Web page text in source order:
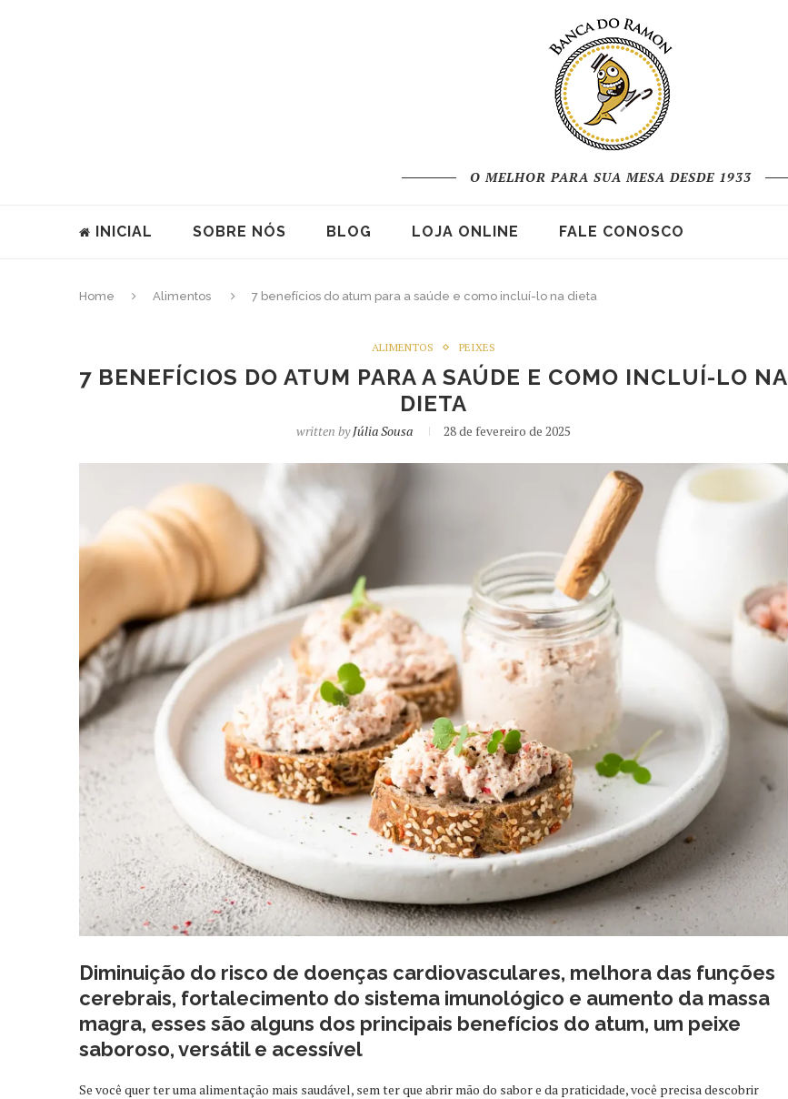
O MELHOR PARA SUA MESA DESDE 1933
INICIAL SOBRE NÓS BLOG LOJA ONLINE FALE CONOSCO
Home Alimentos 7 benefícios do atum para a saúde e como incluí-lo na dieta
ALIMENTOS PEIXES
7 BENEFÍCIOS DO ATUM PARA A SAÚDE E COMO INCLUÍ-LO NA
DIETA
written byJúlia Sousa 28 de fevereiro de 2025
Diminuição do risco de doenças cardiovasculares, melhora das funções
cerebrais, fortalecimento do sistema imunológico e aumento da massa
magra, esses são alguns dos principais benefícios do atum, um peixe
saboroso, versátil e acessível
Se você quer ter uma alimentação mais saudável, sem ter que abrir mão do sabor e da praticidade, você precisa descobrir